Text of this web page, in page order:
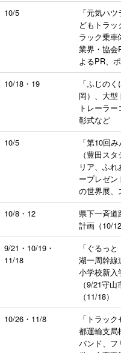
10/5
「元気ハ
どもトラ
ラック乗車
業界・協会
よるPR、
10/18・19
「ふじの
岡）、大
トレーラ
彰式など
10/5
「第10回
（豊田ス
リア、ふ
ープレゼン
の世界展、
10/8・12
県下一斉
計画（10/12
9/21・10/19・
11/18
「ぐるっ
湖一周幹線
小学校新入
（9/21守
（11/18）
10/26・11/8
「トラッ
都運輸支局
バンド、フ